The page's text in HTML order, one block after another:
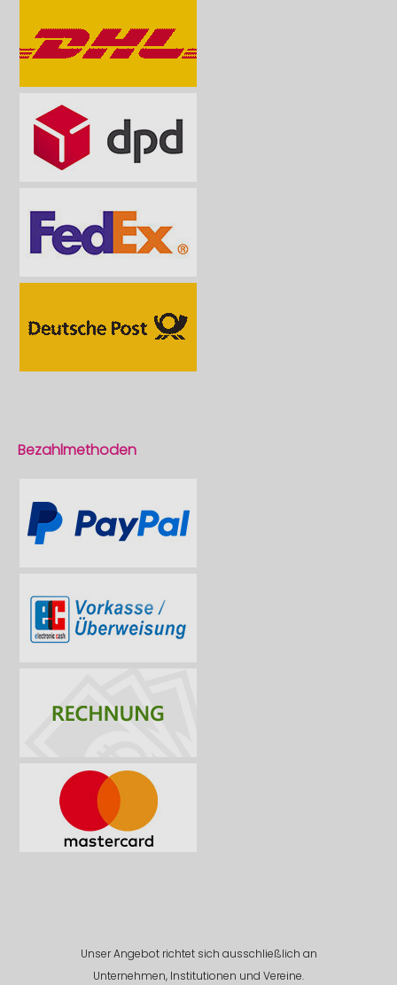
Bezahlmethoden
Unser Angebot richtet sich ausschließlich an
Unternehmen, Institutionen und Vereine.